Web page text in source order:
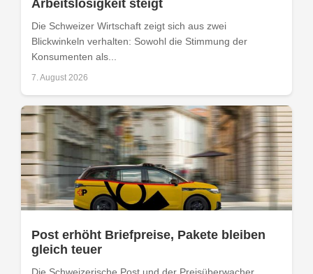
Arbeitslosigkeit steigt
Die Schweizer Wirtschaft zeigt sich aus zwei
Blickwinkeln verhalten: Sowohl die Stimmung der
Konsumenten als...
7. August 2026
Post erhöht Briefpreise, Pakete bleiben
gleich teuer